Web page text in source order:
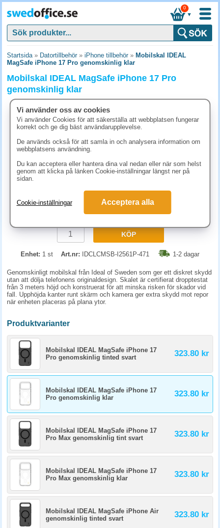
▼
0
Startsida» Datortillbehör» iPhone tillbehör» Mobilskal IDEAL
MagSafe iPhone 17 Pro genomskinlig klar
Mobilskal IDEAL MagSafe iPhone 17 Pro
genomskinlig klar
323.80 kr (inkl. moms)
KÖP
Enhet: 1 st Art.nr: IDCLCMSB-I2561P-471 1-2 dagar
Genomskinligt mobilskal från Ideal of Sweden som ger ett diskret skydd
utan att dölja telefonens originaldesign. Skalet är certifierat dropptestat
från 3 meters höjd och konstruerat för att minska risken för skador vid
fall. Upphöjda kanter runt skärm och kamera ger extra skydd mot repor
när enheten placeras på plana ytor.
Produktvarianter
Mobilskal IDEAL MagSafe iPhone 17
Pro genomskinlig tinted svart
323.80 kr
Mobilskal IDEAL MagSafe iPhone 17
Pro genomskinlig klar
323.80 kr
Mobilskal IDEAL MagSafe iPhone 17
Pro Max genomskinlig tint svart
323.80 kr
Mobilskal IDEAL MagSafe iPhone 17
Pro Max genomskinlig klar
323.80 kr
Mobilskal IDEAL MagSafe iPhone Air
genomskinlig tinted svart
323.80 kr
Vi använder oss av cookies
Vi använder Cookies för att säkerställa att webbplatsen fungerar
korrekt och ge dig bäst användarupplevelse.
De används också för att samla in och analysera information om
webbplatsens användning.
Du kan acceptera eller hantera dina val nedan eller när som helst
genom att klicka på länken Cookie-inställningar längst ner på
sidan.
Cookie-inställningar Acceptera alla